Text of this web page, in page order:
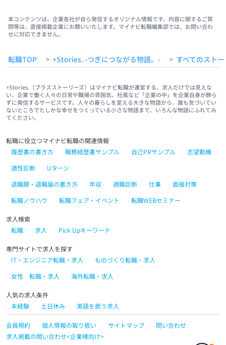
本コンテンツは、企業各社が自ら発信するオリジナル情報です。内容に関するご質
問等は、直接掲載企業にお願いいたします。マイナビ転職編集部では、お問い合わ
せに対応できません。
転職TOP > +Stories. -つぎにつながる物語。- > すべてのスト
+Stories.（プラスストーリーズ）はマイナビ転職が運営する、求人だけでは見えな
い、企業で働く人々の日常や職場の雰囲気、社風など「企業の中」を企業自身が飾ら
ずに発信するサービスです。人々の暮らしを変える大きな物語から、誰も気づいてい
ないところでたしかな幸せをつくっている小さな物語まで、いろんな物語にふれてみ
てください。
転職に役立つマイナビ転職の関連情報
履歴書の書き方
職務経歴書サンプル 自己PRサンプル
志望動機
適性診断
Uターン
退職願・退職届の書き方
年収 適職診断 仕事
面接対策
転職ノウハウ
転職フェア・イベント 転職WEBセミナー
求人検索
転職
求人 Pick Upキーワード
専門サイトで求人を探す
IT・エンジニア転職・求人
ものづくり転職・求人
女性 転職・求人
海外転職・求人
人気の求人条件
未経験
土日休み 英語を扱う求人
会員規約 個人情報の取り扱い サイトマップ
問い合わせ
求人掲載の問い合わせ<企業様向け>